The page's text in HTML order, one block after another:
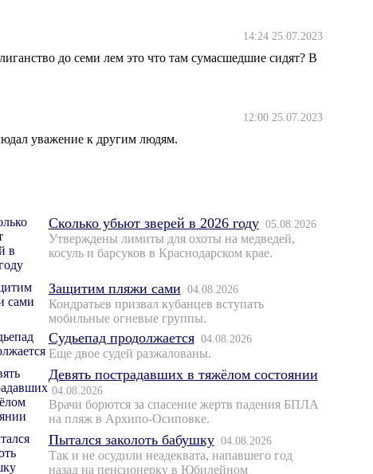
14:24 25.07.2023
до семи лем это что там сумасшедшие сидят? В
12:00 25.07.2023
уважение к другим людям.
Сколько убьют зверей в 2026 году 05.08.2026
Утверждены лимиты для охоты на медведей,
косуль и барсуков в Краснодарском крае.
Защитим пляжи сами 04.08.2026
Кондратьев призвал кубанцев вступать
мобильные огневые группы.
Судьепад продолжается 04.08.2026
Еще двое судей разжалованы.
Девять пострадавших в тяжёлом состоянии
04.08.2026
Врачи борются за спасение жертв падения БПЛА
на пляж в Архипо-Осиповке.
Пытался заколоть бабушку 04.08.2026
Так и не осудили неадеквата, напавшего год
назад на пенсионерку в Юбилейном